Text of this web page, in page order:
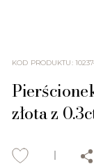
KOD PRODUKTU:
złota z